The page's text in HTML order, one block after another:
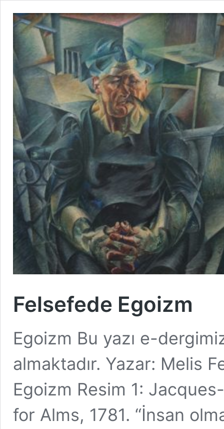
Felsefede Egoizm
Egoizm Bu yazı e-
almaktadır. Yazar: Melis
Egoizm Resim 1:
for Alms, 1781. “İnsan